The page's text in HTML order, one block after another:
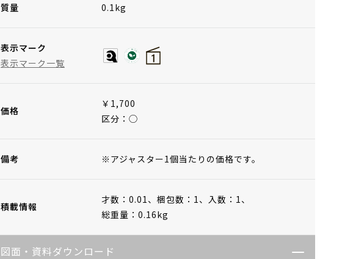
質量 0.1kg
表示マーク
表示マーク一覧
価格
￥1,700
区分：◯
備考 ※アジャスター1個当たりの価格です。
積載情報
才数：0.01、 梱包数：1、 入数：1、
総重量：0.16kg
図面・資料ダウンロード